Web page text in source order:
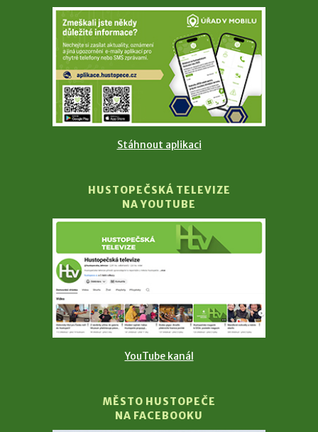
Stáhnout aplikaci
HUSTOPEČSKÁ TELEVIZE
NA YOUTUBE
YouTube kanál
MĚSTO HUSTOPEČE
NA FACEBOOKU